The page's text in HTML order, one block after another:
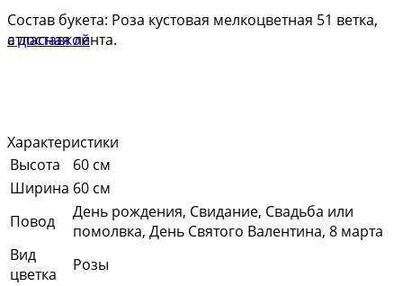
Состав букета: Роза кустовая мелкоцветная 51 ветка,
атласная лента.
Характеристики
Высота
60 см
Ширина 60 см
Повод
День рождения, Свидание, Свадьба или
помолвка, День Святого Валентина, 8 марта
Вид
цветка
Розы